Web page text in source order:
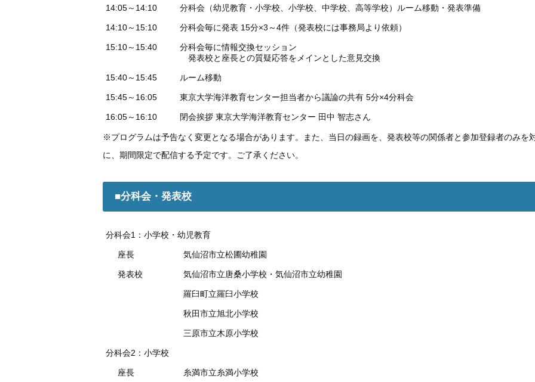
14:05～14:10 分科会（幼児教育・小学校、小学校、中学校、高等学校）ルーム移動・発表準備
14:10～15:10 分科会毎に発表 15分×3～4件（発表校には事務局より依頼）
15:10～15:40
分科会毎に情報交換セッション
発表校と座長との質疑応答をメインとした意見交換
15:40～15:45 ルーム移動
15:45～16:05 東京大学海洋教育センター担当者から議論の共有 5分×4分科会
16:05～16:10 閉会挨拶 東京大学海洋教育センター 田中 智志さん
※プログラムは予告なく変更となる場合があります。また、当日の録画を、発表校等の関係者と参加登録者のみを
に、期間限定で配信する予定です。ご了承ください。
■分科会・発表校
分科会1：小学校・幼児教育
座長 気仙沼市立松圃幼稚園
発表校 気仙沼市立唐桑小学校・気仙沼市立幼稚園
羅臼町立羅臼小学校
秋田市立旭北小学校
三原市立木原小学校
分科会2：小学校
座長 糸満市立糸満小学校